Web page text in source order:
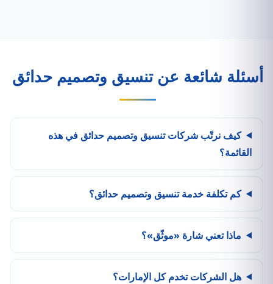
أسئلة شائعة عن تنسيق وتصميم حدائق
كيف نرتّب شركات تنسيق وتصميم حدائق في هذه
القائمة؟
كم تكلفة خدمة تنسيق وتصميم حدائق؟
ماذا تعني شارة «موثّق»؟
هل الشركات تخدم كل الإمارات؟